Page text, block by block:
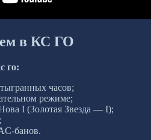
в КС ГО
го:
часов;
режиме;
I (Золотая Звезда — I);
банов.